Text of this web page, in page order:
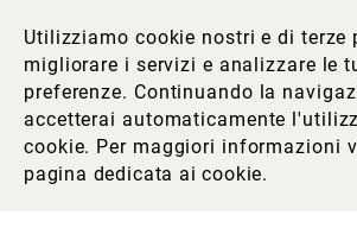
Utilizziamo cookie nostri e di terze
migliorare i servizi e analizzare le
preferenze. Continuando la
accetterai automaticamente
cookie. Per maggiori informazioni
pagina dedicata ai cookie.